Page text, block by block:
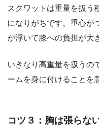
スクワットは重量を扱う
になりがちです。重心が
が浮いて膝への負担が大
いきなり高重量を扱うの
ームを身に付けることを
コツ３：胸は張らな